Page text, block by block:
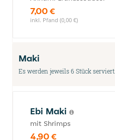
7,00 €
inkl. Pfand (0,00 €)
Maki
Es werden jeweils 6 Stück serviert.
Ebi Maki
mit Shrimps
4,90 €